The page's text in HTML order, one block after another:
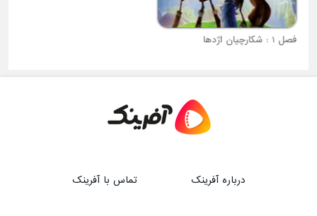
فصل 1 : شکارچیان اژدها
درباره آفرینک تماس با آفرینک